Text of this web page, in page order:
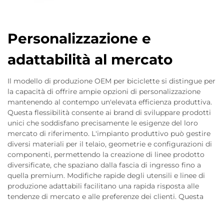
Personalizzazione e
adattabilità al mercato
Il modello di produzione OEM per biciclette si distingue per
la capacità di offrire ampie opzioni di personalizzazione
mantenendo al contempo un'elevata efficienza produttiva.
Questa flessibilità consente ai brand di sviluppare prodotti
unici che soddisfano precisamente le esigenze del loro
mercato di riferimento. L'impianto produttivo può gestire
diversi materiali per il telaio, geometrie e configurazioni di
componenti, permettendo la creazione di linee prodotto
diversificate, che spaziano dalla fascia di ingresso fino a
quella premium. Modifiche rapide degli utensili e linee di
produzione adattabili facilitano una rapida risposta alle
tendenze di mercato e alle preferenze dei clienti. Questa